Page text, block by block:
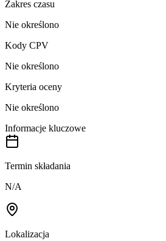
Zakres czasu
Nie określono
Kody CPV
Nie określono
Kryteria oceny
Nie określono
Informacje kluczowe
Termin składania
N/A
Lokalizacja